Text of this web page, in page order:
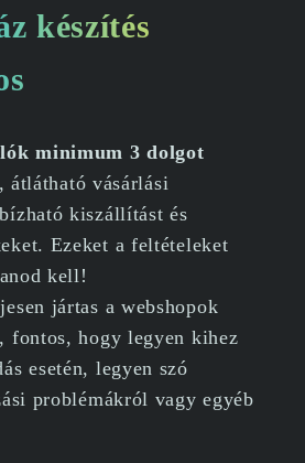
készítés
minimum 3 dolgot
átlátható vásárlási
kiszállítást és
Ezeket a feltételeket
kell!
jártas a webshopok
fontos, hogy legyen kihez
esetén, legyen szó
problémákról vagy egyéb